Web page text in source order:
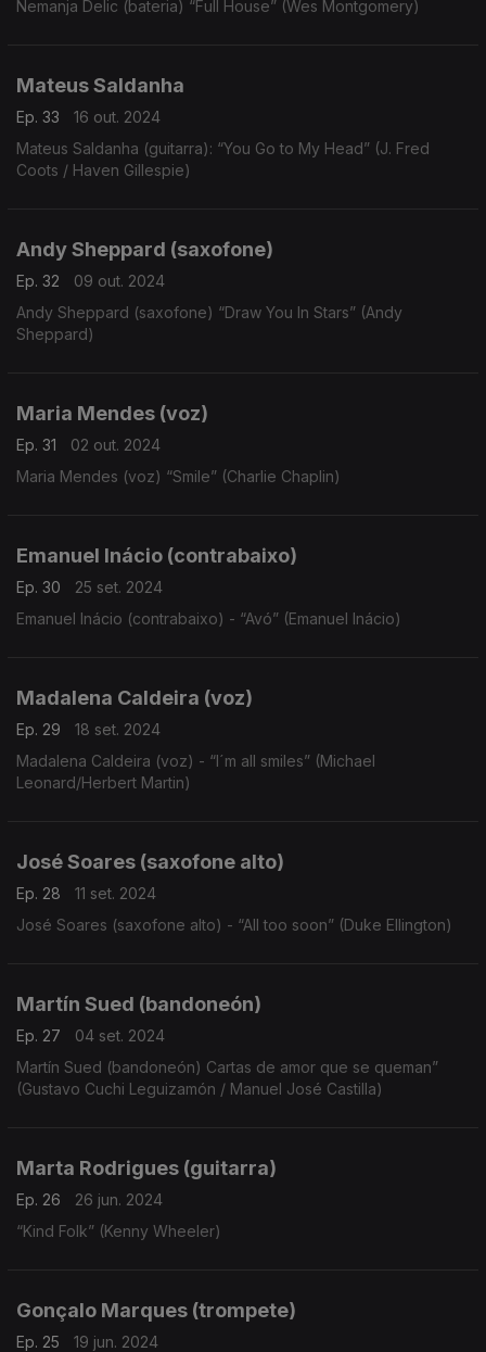
Nemanja Delic (bateria) “Full House” (Wes Montgomery)
Mateus Saldanha
Ep. 33
16 out. 2024
Mateus Saldanha (guitarra): “You Go to My Head” (J. Fred
Coots / Haven Gillespie)
Andy Sheppard (saxofone)
Ep. 32
09 out. 2024
Andy Sheppard (saxofone) “Draw You In Stars” (Andy
Sheppard)
Maria Mendes (voz)
Ep. 31
02 out. 2024
Maria Mendes (voz) “Smile” (Charlie Chaplin)
Emanuel Inácio (contrabaixo)
Ep. 30
25 set. 2024
Emanuel Inácio (contrabaixo) - “Avó” (Emanuel Inácio)
Madalena Caldeira (voz)
Ep. 29
18 set. 2024
Madalena Caldeira (voz) - “I´m all smiles” (Michael
Leonard/Herbert Martin)
José Soares (saxofone alto)
Ep. 28
11 set. 2024
José Soares (saxofone alto) - “All too soon” (Duke Ellington)
Martín Sued (bandoneón)
Ep. 27
04 set. 2024
Martín Sued (bandoneón) Cartas de amor que se queman”
(Gustavo Cuchi Leguizamón / Manuel José Castilla)
Marta Rodrigues (guitarra)
Ep. 26
26 jun. 2024
“Kind Folk” (Kenny Wheeler)
Gonçalo Marques (trompete)
Ep. 25
19 jun. 2024